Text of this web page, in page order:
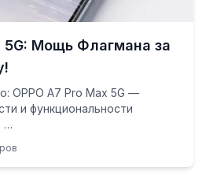
5G: Мощь Флагмана за
OPPO A7 Pro Max 5G —
и функциональности
…